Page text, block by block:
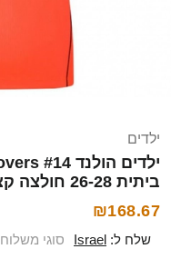
ילדים
ביתית 26-28 חולצה קצרה
₪168.67
שלח ל: Israel סוגי משלוח